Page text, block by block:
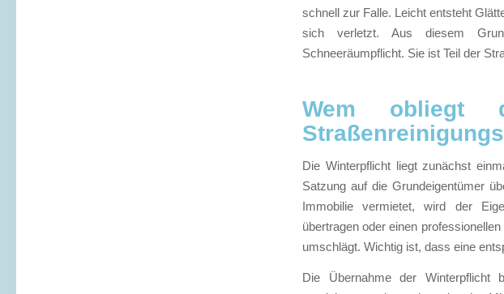
schnell zur Falle. Leicht entsteht
sich verletzt. Aus diesem
Schneeräumpflicht. Sie ist Teil der
Wem obliegt
Die Winterpflicht liegt zunächst
Satzung auf die Grundeigentümer
Immobilie vermietet, wird der
übertragen oder einen
umschlägt. Wichtig ist, dass eine
Die Übernahme der Winterpflicht